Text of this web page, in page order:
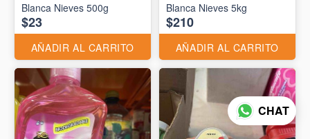
Blanca Nieves 500g
$23
AÑADIR AL CARRITO
Blanca Nieves 5kg
$210
AÑADIR AL CARRITO
CHAT